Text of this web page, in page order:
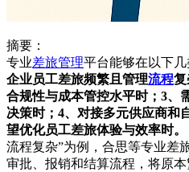
摘要：
专业差旅管理平台能够在以下几
企业员工差旅频繁且管理流程复
合规性与成本管控水平时；3、
决策时；4、对接多元供应商和
望优化员工差旅体验与效率时。
流程复杂”为例，合思等专业差
审批、报销和结算流程，将原